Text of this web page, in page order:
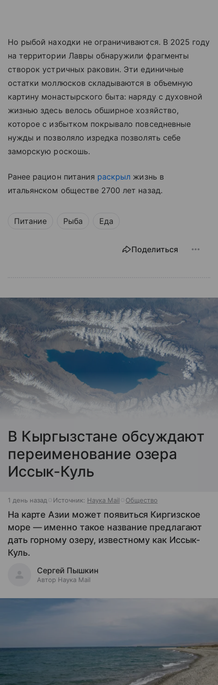
Но рыбой находки не ограничиваются. В 2025 году
на территории Лавры обнаружили фрагменты
створок устричных раковин. Эти единичные
остатки моллюсков складываются в объемную
картину монастырского быта: наряду с духовной
жизнью здесь велось обширное хозяйство,
которое с избытком покрывало повседневные
нужды и позволяло изредка позволять себе
заморскую роскошь.
Ранее рацион питания раскрыл жизнь в
итальянском обществе 2700 лет назад.
Питание Рыба Еда
Поделиться
В Кыргызстане обсуждают
переименование озера
Иссык-Куль
1 день назад Источник: Наука Mail Общество
На карте Азии может появиться Киргизское
море — именно такое название предлагают
дать горному озеру, известному как Иссык-
Куль.
Сергей Пышкин
Автор Наука Mail